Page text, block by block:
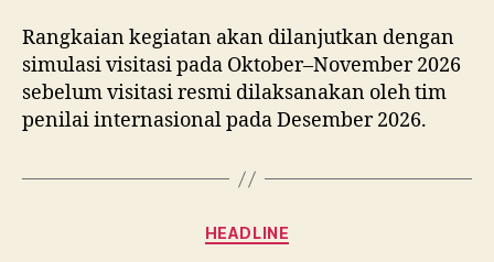
Rangkaian kegiatan akan dilanjutkan dengan
simulasi visitasi pada Oktober–November 2026
sebelum visitasi resmi dilaksanakan oleh tim
penilai internasional pada Desember 2026.
Categories
HEADLINE